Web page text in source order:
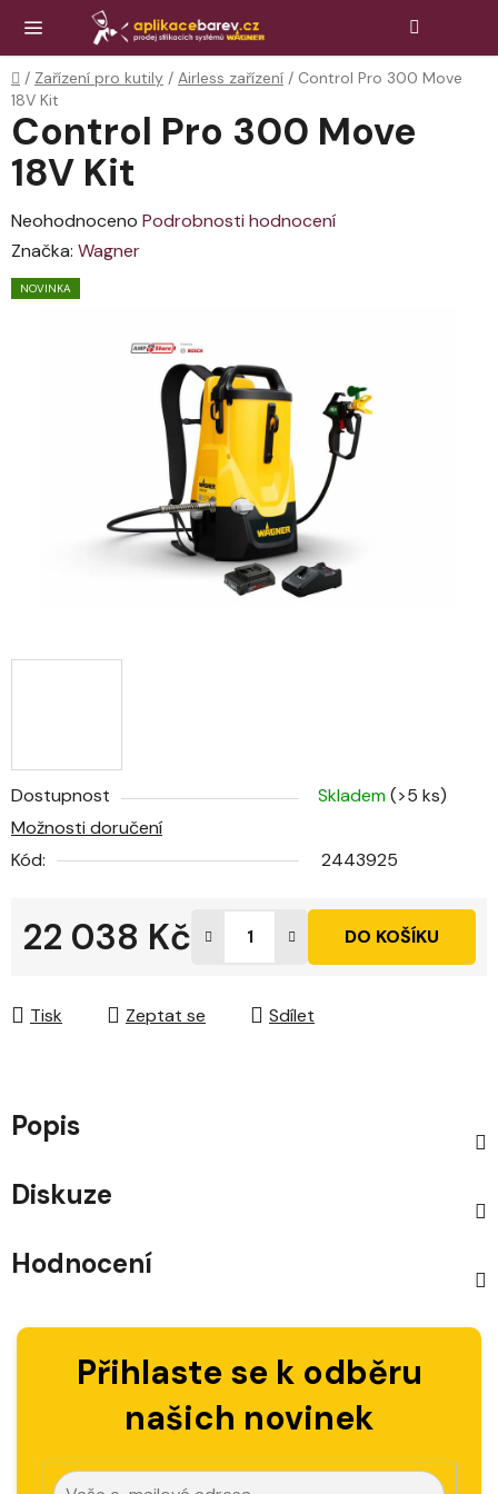
obsah
Domů
/ Zařízení pro kutily / Airless zařízení / Control Pro 300 Move
18V Kit
Dostupnost Skladem(>5 ks)
Možnosti doručení
Kód:
2443925
22 038 Kč DO KOŠÍKU
Tisk Zeptat se Sdílet
Control Pro 300 Move
18V Kit
Průměrné
hodnocení
produktu
Neohodnoceno Podrobnosti hodnocení
Značka: Wagner
NOVINKA
Popis
Diskuze
Hodnocení
Přihlaste se k odběru
našich novinek